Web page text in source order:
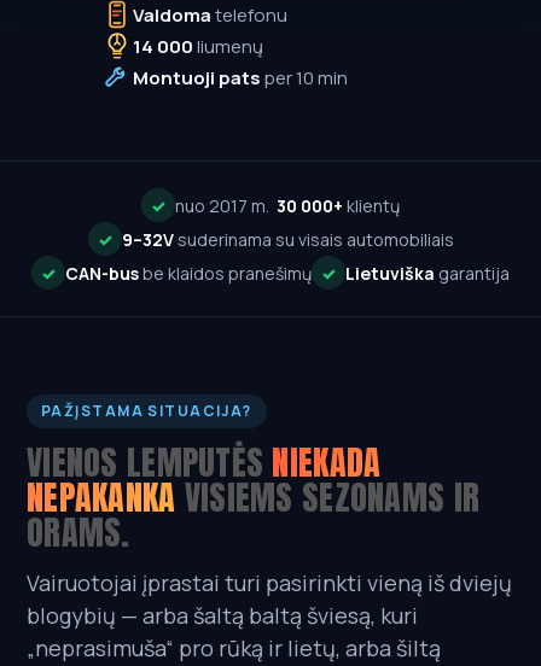
Valdomatelefonu
14 000liumenų
Montuoji patsper 10 min
✓ nuo 2017 m. 30 000+ klientų
✓ 9–32Vsuderinama su visais automobiliais
✓ CAN-busbe klaidos pranešimų ✓ Lietuviška garantija
PAŽĮSTAMA SITUACIJA?
VIENOS LEMPUTĖS NIEKADA
NEPAKANKAVISIEMS SEZONAMS IR
ORAMS.
Vairuotojai įprastai turi pasirinkti vieną iš dviejų
blogybių — arba šaltą baltą šviesą, kuri
„neprasimuša“ pro rūką ir lietų, arba šiltą